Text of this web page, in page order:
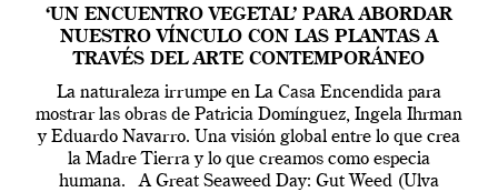
‘UN ENCUENTRO VEGETAL’ PARA ABORDAR
NUESTRO VÍNCULO CON LAS PLANTAS A
TRAVÉS DEL ARTE CONTEMPORÁNEO
La naturaleza irrumpe en La Casa Encendida para
mostrar las obras de Patricia Domínguez, Ingela Ihrman
y Eduardo Navarro. Una visión global entre lo que crea
la Madre Tierra y lo que creamos como especia
humana. A Great Seaweed Day: Gut Weed (Ulva